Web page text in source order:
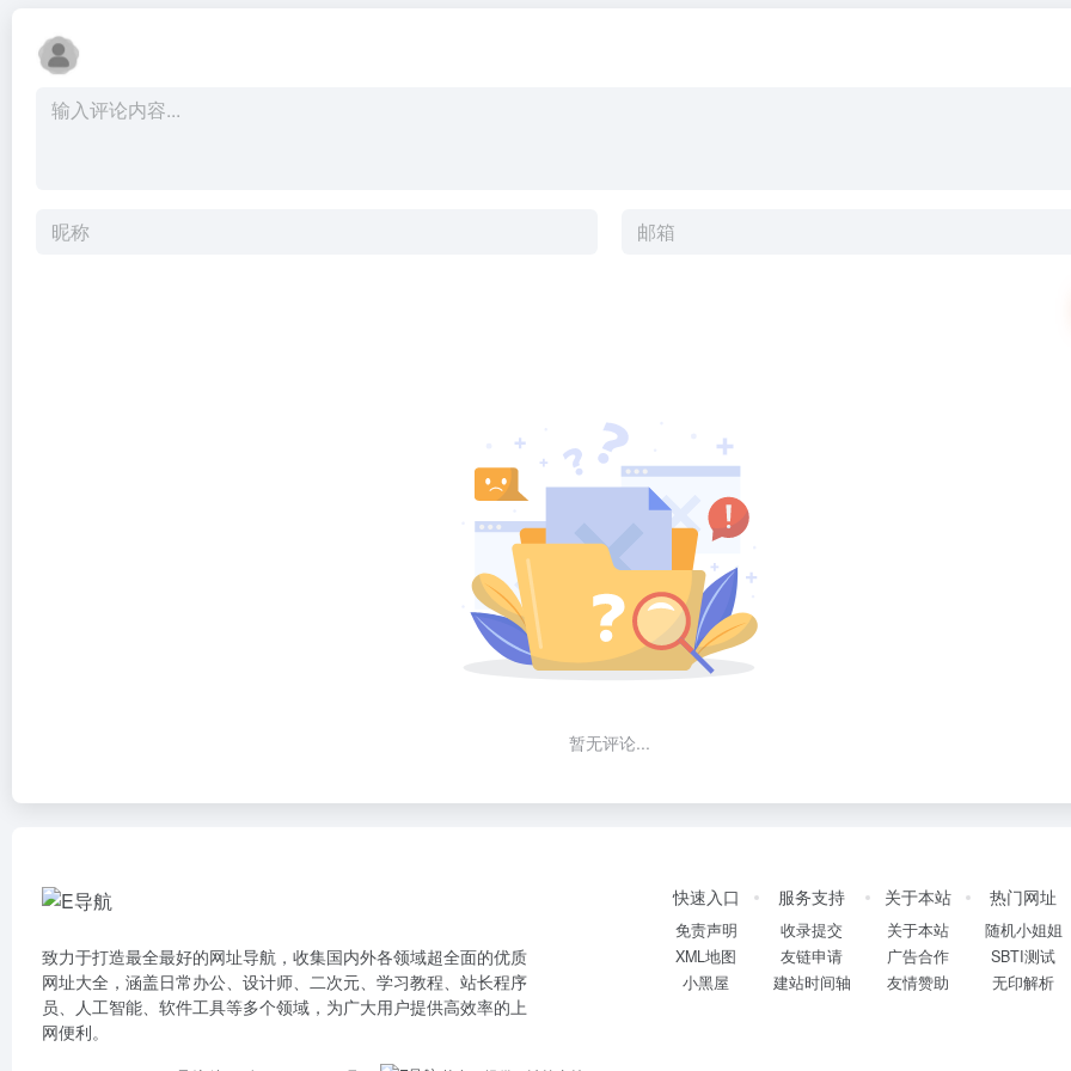
暂无评论...
致力于打造最全最好的网址导航，收集国内外各领域超全面的优质
网址大全，涵盖日常办公、设计师、二次元、学习教程、站长程序
员、人工智能、软件工具等多个领域，为广大用户提供高效率的上
网便利。
快速入口
免责声明
XML地图
小黑屋
服务支持
收录提交
友链申请
建站时间轴
关于本站
关于本站
广告合作
友情赞助
热门网址
随机小姐姐
SBTI测试
无印解析